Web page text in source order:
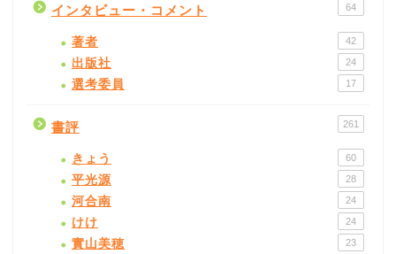
インタビュー・コメント 64
著者 42
出版社 24
選考委員 17
書評 261
きょう 60
平光源 28
河合南 24
けけ 24
實山美穂 23